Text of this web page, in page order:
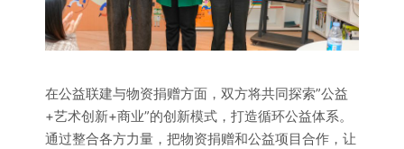
在公益联建与物资捐赠方面，双方将共同探索”公益
+艺术创新+商业”的创新模式，打造循环公益体系。
通过整合各方力量，把物资捐赠和公益项目合作，让